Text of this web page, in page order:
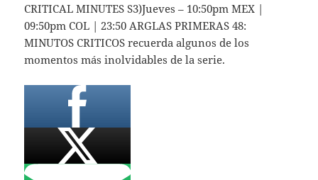
CRITICAL MINUTES S3)Jueves – 10:50pm MEX |
09:50pm COL | 23:50 ARGLAS PRIMERAS 48:
MINUTOS CRITICOS recuerda algunos de los
momentos más inolvidables de la serie.